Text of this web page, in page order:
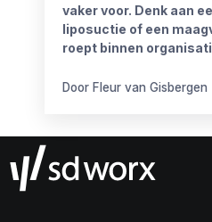
vaker voor. Denk aan
liposuctie of een
roept binnen
Door Fleur van Gisbergen